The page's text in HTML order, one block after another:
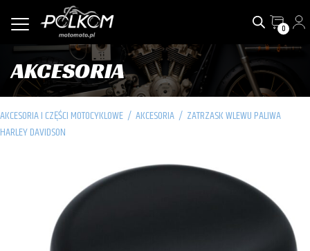
0
AKCESORIA
AKCESORIA I CZĘŚCI MOTOCYKLOWE / AKCESORIA / ZATRZASK WLEWU PALIWA
HARLEY DAVIDSON